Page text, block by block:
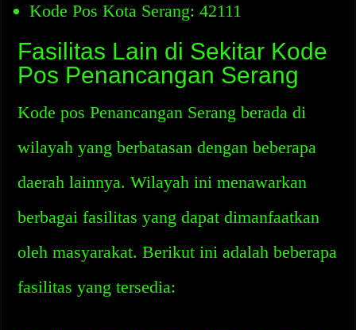
Kode Pos Kota Serang: 42111
Fasilitas Lain di Sekitar Kode
Pos Penancangan Serang
Kode pos Penancangan Serang berada di
wilayah yang berbatasan dengan beberapa
daerah lainnya. Wilayah ini menawarkan
berbagai fasilitas yang dapat dimanfaatkan
oleh masyarakat. Berikut ini adalah beberapa
fasilitas yang tersedia: